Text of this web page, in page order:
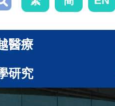
醫療
研究